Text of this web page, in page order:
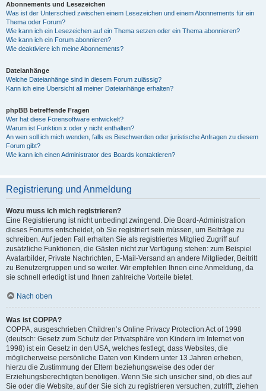
Abonnements und Lesezeichen
Was ist der Unterschied zwischen einem Lesezeichen und einem Abonnements für ein
Thema oder Forum?
Wie kann ich ein Lesezeichen auf ein Thema setzen oder ein Thema abonnieren?
Wie kann ich ein Forum abonnieren?
Wie deaktiviere ich meine Abonnements?
Dateianhänge
Welche Dateianhänge sind in diesem Forum zulässig?
Kann ich eine Übersicht all meiner Dateianhänge erhalten?
phpBB betreffende Fragen
Wer hat diese Forensoftware entwickelt?
Warum ist Funktion x oder y nicht enthalten?
An wen soll ich mich wenden, falls es Beschwerden oder juristische Anfragen zu diesem
Forum gibt?
Wie kann ich einen Administrator des Boards kontaktieren?
Registrierung und Anmeldung
Wozu muss ich mich registrieren?
Eine Registrierung ist nicht unbedingt zwingend. Die Board-Administration
dieses Forums entscheidet, ob Sie registriert sein müssen, um Beiträge zu
schreiben. Auf jeden Fall erhalten Sie als registriertes Mitglied Zugriff auf
zusätzliche Funktionen, die Gästen nicht zur Verfügung stehen: zum Beispiel
Avatarbilder, Private Nachrichten, E-Mail-Versand an andere Mitglieder, Beitritt
zu Benutzergruppen und so weiter. Wir empfehlen Ihnen eine Anmeldung, da
sie schnell erledigt ist und Ihnen zahlreiche Vorteile bietet.
Nach oben
Was ist COPPA?
COPPA, ausgeschrieben Children’s Online Privacy Protection Act of 1998
(deutsch: Gesetz zum Schutz der Privatsphäre von Kindern im Internet von
1998) ist ein Gesetz in den USA, welches festlegt, dass Websites, die
möglicherweise persönliche Daten von Kindern unter 13 Jahren erheben,
hierzu die Zustimmung der Eltern beziehungsweise des oder der
Erziehungsberechtigten benötigen. Wenn Sie sich unsicher sind, ob dies auf
Sie oder die Website, auf der Sie sich zu registrieren versuchen, zutrifft, ziehen